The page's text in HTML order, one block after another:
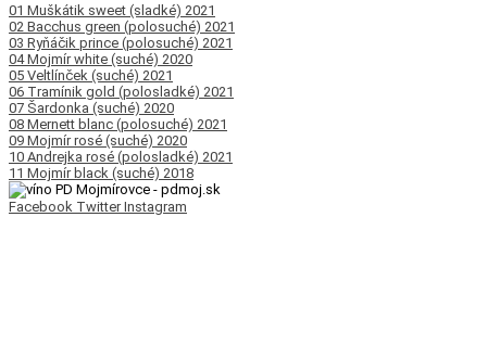
01 Muškátik sweet (sladké) 2021
02 Bacchus green (polosuché) 2021
03 Ryňáčik prince (polosuché) 2021
04 Mojmír white (suché) 2020
05 Veltlínček (suché) 2021
06 Tramínik gold (polosladké) 2021
07 Šardonka (suché) 2020
08 Mernett blanc (polosuché) 2021
09 Mojmír rosé (suché) 2020
10 Andrejka rosé (polosladké) 2021
11 Mojmír black (suché) 2018
Facebook Twitter Instagram